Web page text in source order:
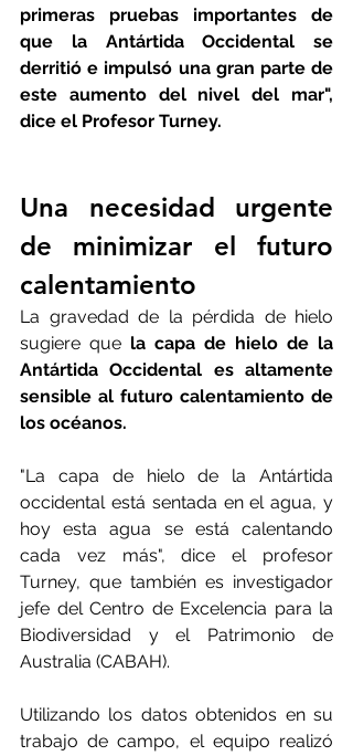
primeras pruebas importantes de
que la Antártida Occidental se
derritió e impulsó una gran parte de
este aumento del nivel del mar",
dice el Profesor Turney.
Una necesidad urgente
de minimizar el futuro
calentamiento
La gravedad de la pérdida de hielo
sugiere que la capa de hielo de la
Antártida Occidental es altamente
sensible al futuro calentamiento de
los océanos.
"La capa de hielo de la Antártida
occidental está sentada en el agua, y
hoy esta agua se está calentando
cada vez más", dice el profesor
Turney, que también es investigador
jefe del Centro de Excelencia para la
Biodiversidad y el Patrimonio de
Australia (CABAH).
Utilizando los datos obtenidos en su
trabajo de campo, el equipo realizó